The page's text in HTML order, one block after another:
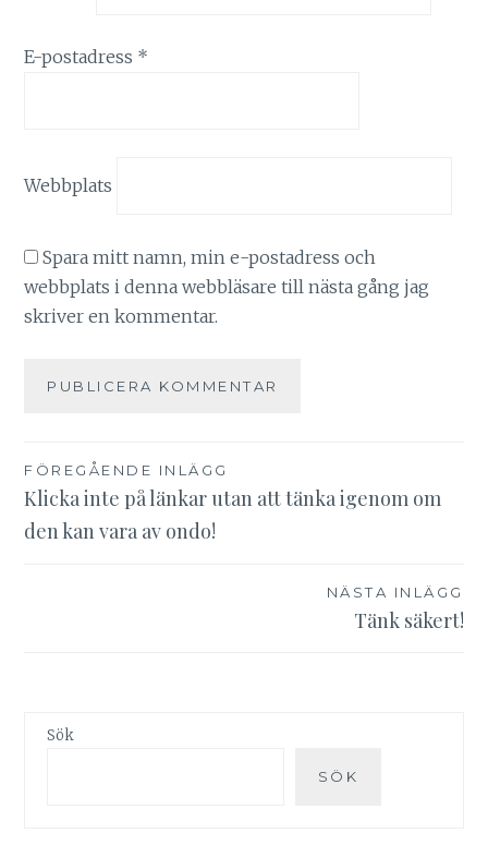
E-postadress *
Webbplats
Spara mitt namn, min e-postadress och
webbplats i denna webbläsare till nästa gång jag
skriver en kommentar.
Inläggsnavigering
FÖREGÅENDE INLÄGG
Klicka inte på länkar utan att tänka igenom om
den kan vara av ondo!
NÄSTA INLÄGG
Tänk säkert!
Sök
SÖK